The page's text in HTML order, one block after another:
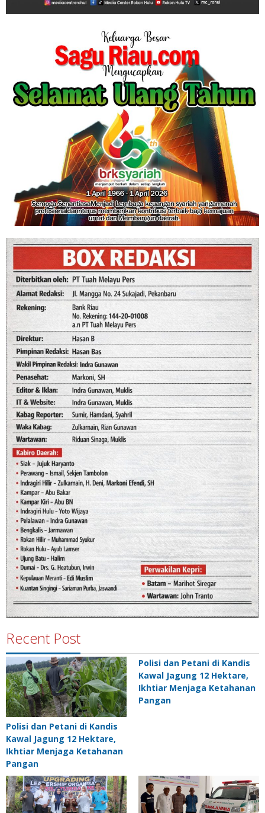
Recent Post
Polisi dan Petani di Kandis
Kawal Jagung 12 Hektare,
Ikhtiar Menjaga Ketahanan
Pangan
Polisi dan Petani di Kandis
Kawal Jagung 12 Hektare,
Ikhtiar Menjaga Ketahanan
Pangan